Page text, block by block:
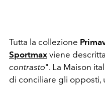
Tutta la collezione
Sportmax viene
contrasto". La Maison
di conciliare gli opposti,